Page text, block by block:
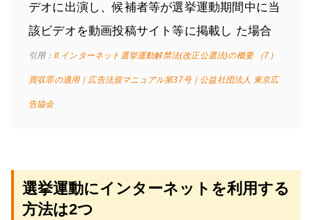
デオに出演し、候補者等が選挙運動期間中に当
該ビデオを動画投稿サイト等に掲載し た場合
引用： II.インターネット選挙運動解禁法(改正公選法)の概要 （7）
買収罪の適用｜広告法規マニュアル第37号｜公益社団法人 東京広
告協会
選挙運動にインターネットを利用する
方法は2つ